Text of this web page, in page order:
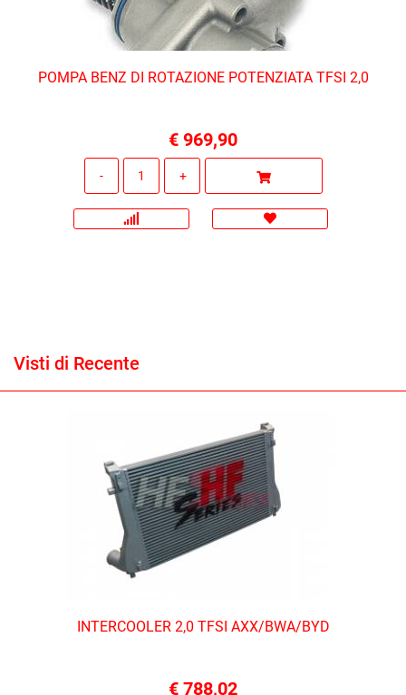
POMPA BENZ DI ROTAZIONE POTENZIATA TFSI 2,0
€ 969,90
Visti di Recente
INTERCOOLER 2,0 TFSI AXX/BWA/BYD
€ 788,02